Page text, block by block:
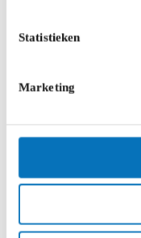
Statistieken
Marketing